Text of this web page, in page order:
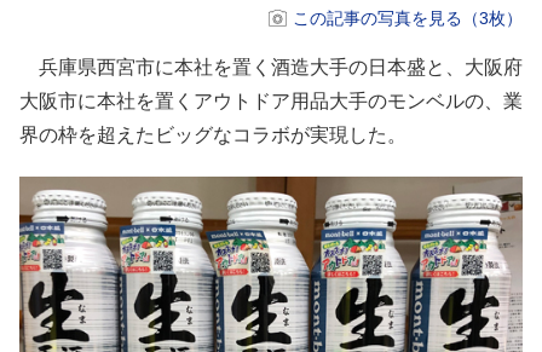
この記事の写真を見る（3枚）
兵庫県西宮市に本社を置く酒造大手の日本盛と、大阪府
大阪市に本社を置くアウトドア用品大手のモンベルの、業
界の枠を超えたビッグなコラボが実現した。